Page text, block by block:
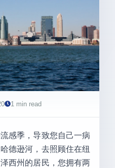
1 min read
感季，导致您自己一病
德逊河，去照顾住在纽
西州的居民，您拥有两